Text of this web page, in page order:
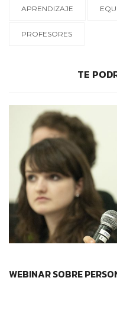
APRENDIZAJE
PROFESORES
TE
WEBINAR SOBRE